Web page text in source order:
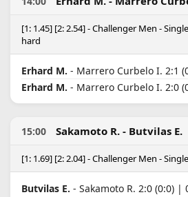
[1: 1.45] [2: 2.54] - Challenger Men -
hard
Erhard M. - Marrero Curbelo I. 2:1
Erhard M. - Marrero Curbelo I. 2:0
15:00 Sakamoto R. - Butvilas E.
[1: 1.69] [2: 2.04] - Challenger Men -
Butvilas E. - Sakamoto R. 2:0 (0:0) |